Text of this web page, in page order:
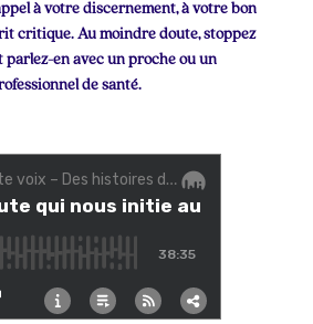
à votre discernement, à votre bon
critique. Au moindre doute, stoppez
parlez-en avec un proche ou un
de santé.